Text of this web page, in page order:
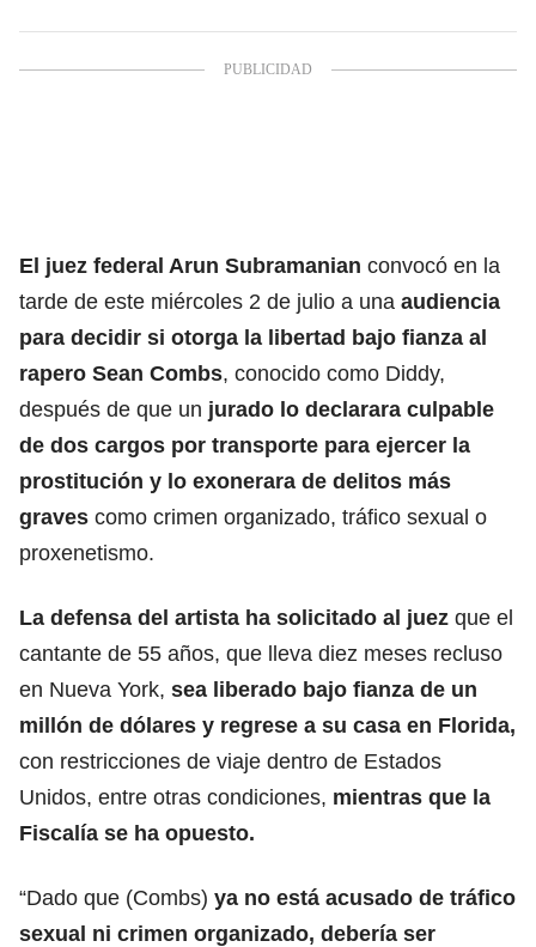
El juez federal Arun Subramanian convocó en la
tarde de este miércoles 2 de julio a una audiencia
para decidir si otorga la libertad bajo fianza al
rapero Sean Combs, conocido como Diddy,
después de que un jurado lo declarara culpable
de dos cargos por transporte para ejercer la
prostitución y lo exonerara de delitos más
graves como crimen organizado, tráfico sexual o
proxenetismo.
La defensa del artista ha solicitado al juez que el
cantante de 55 años, que lleva diez meses recluso
en Nueva York, sea liberado bajo fianza de un
millón de dólares y regrese a su casa en Florida,
con restricciones de viaje dentro de Estados
Unidos, entre otras condiciones, mientras que la
Fiscalía se ha opuesto.
“Dado que (Combs) ya no está acusado de tráfico
sexual ni crimen organizado, debería ser